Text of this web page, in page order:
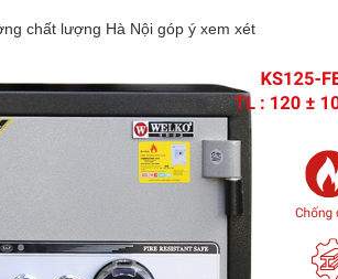
chất lượng Hà Nội góp ý xem xét